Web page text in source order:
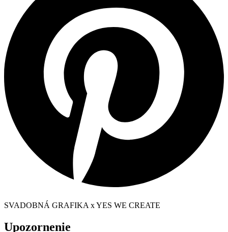
SVADOBNÁ GRAFIKA x YES WE CREATE
Upozornenie